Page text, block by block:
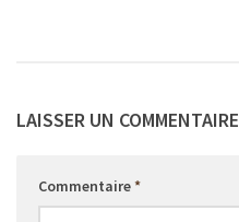
LAISSER UN COMMENTAIRE
Commentaire*